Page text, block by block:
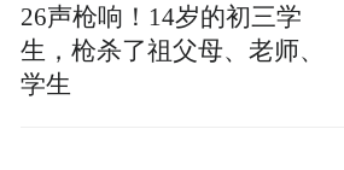
26声枪响！14岁的初三学
生，枪杀了祖父母、老师、
学生